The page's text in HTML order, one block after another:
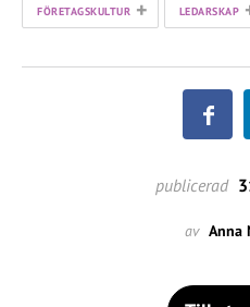
FÖRETAGSKULTUR + LEDARSKAP
publicerad
av Anna